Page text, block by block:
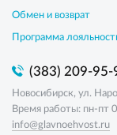
Обмен и возврат
Программа
(383) 209-95-
Новосибирск, ул.
Время работы: пн-пт
info@glavnoehvost.ru